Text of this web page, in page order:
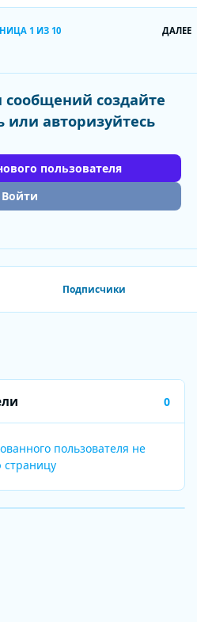
ДАЛЕЕ
1 ИЗ 10
создайте
или авторизуйтесь
пользователя
Войти
Подписчики
0
пользователя не
страницу